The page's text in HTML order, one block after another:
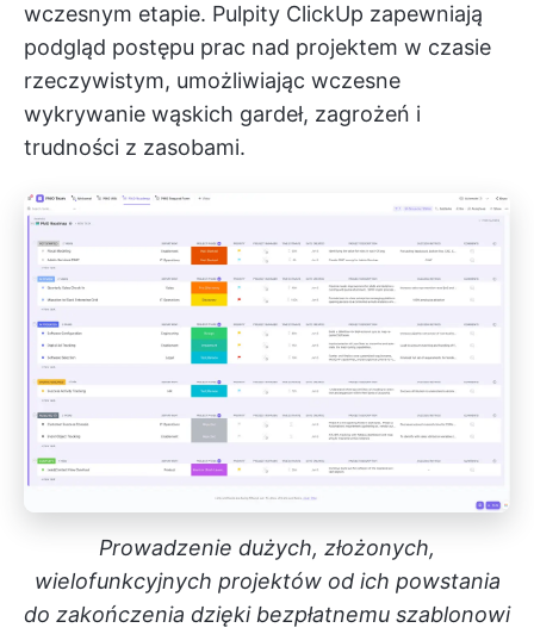
wczesnym etapie. Pulpity ClickUp zapewniają
podgląd postępu prac nad projektem w czasie
rzeczywistym, umożliwiając wczesne
wykrywanie wąskich gardeł, zagrożeń i
trudności z zasobami.
Prowadzenie dużych, złożonych,
wielofunkcyjnych projektów od ich powstania
do zakończenia dzięki bezpłatnemu szablonowi